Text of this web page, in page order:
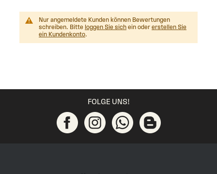
Nur angemeldete Kunden können Bewertungen
schreiben. Bitte loggen Sie sich ein oder erstellen Sie
ein Kundenkonto.
FOLGE UNS!